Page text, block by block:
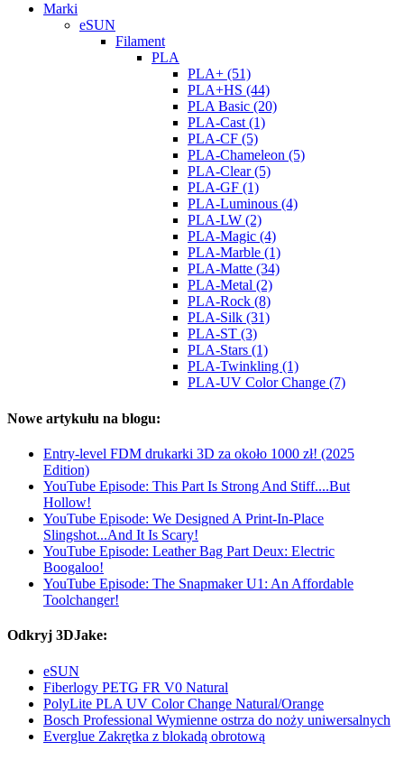
Marki
eSUN
Filament
PLA
PLA+ (51)
PLA+HS (44)
PLA Basic (20)
PLA-Cast (1)
PLA-CF (5)
PLA-Chameleon (5)
PLA-Clear (5)
PLA-GF (1)
PLA-Luminous (4)
PLA-LW (2)
PLA-Magic (4)
PLA-Marble (1)
PLA-Matte (34)
PLA-Metal (2)
PLA-Rock (8)
PLA-Silk (31)
PLA-ST (3)
PLA-Stars (1)
PLA-Twinkling (1)
PLA-UV Color Change (7)
Nowe artykułu na blogu:
Entry-level FDM drukarki 3D za około 1000 zł! (2025
Edition)
YouTube Episode: This Part Is Strong And Stiff....But
Hollow!
YouTube Episode: We Designed A Print-In-Place
Slingshot...And It Is Scary!
YouTube Episode: Leather Bag Part Deux: Electric
Boogaloo!
YouTube Episode: The Snapmaker U1: An Affordable
Toolchanger!
Odkryj 3DJake:
eSUN
Fiberlogy PETG FR V0 Natural
PolyLite PLA UV Color Change Natural/Orange
Bosch Professional Wymienne ostrza do noży uniwersalnych
Everglue Zakrętka z blokadą obrotową